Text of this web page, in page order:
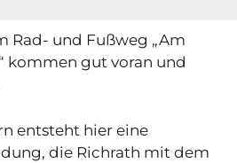
Rad- und Fußweg „Am
kommen gut voran und
entsteht hier eine
die Richrath mit dem